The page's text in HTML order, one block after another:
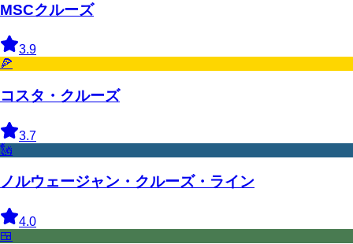
MSCクルーズ
3.9
🍕
コスタ・クルーズ
3.7
🗽
ノルウェージャン・クルーズ・ライン
4.0
🍱